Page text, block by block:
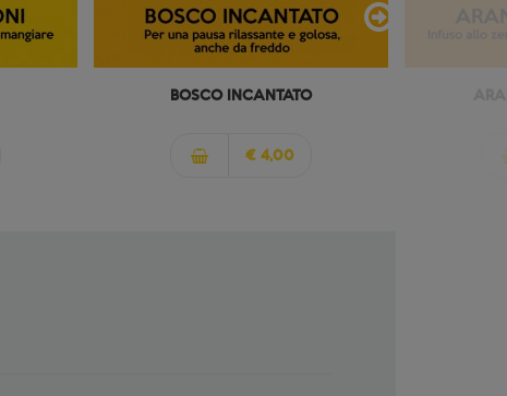
BOSCO INCANTATO
€ 4,00